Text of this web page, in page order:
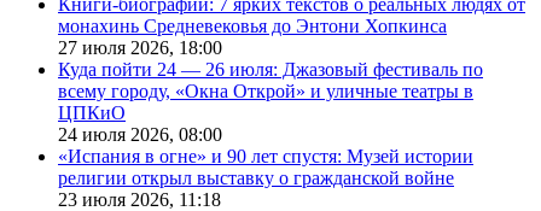
монахинь Средневековья до Энтони Хопкинса
27 июля 2026, 18:00
Куда пойти 24 — 26 июля: Джазовый фестиваль по
всему городу, «Окна Открой» и уличные театры в
ЦПКиО
24 июля 2026, 08:00
«Испания в огне» и 90 лет спустя: Музей истории
религии открыл выставку о гражданской войне
23 июля 2026, 11:18